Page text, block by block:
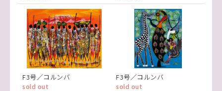
F3号／コルンバ
sold out
F3号／コルンバ
sold out